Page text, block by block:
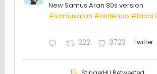
New Samus Aran 80s version
#samusaran #nintendo #fanartㅤㅤㅤㅤ
322 3723 Twitter